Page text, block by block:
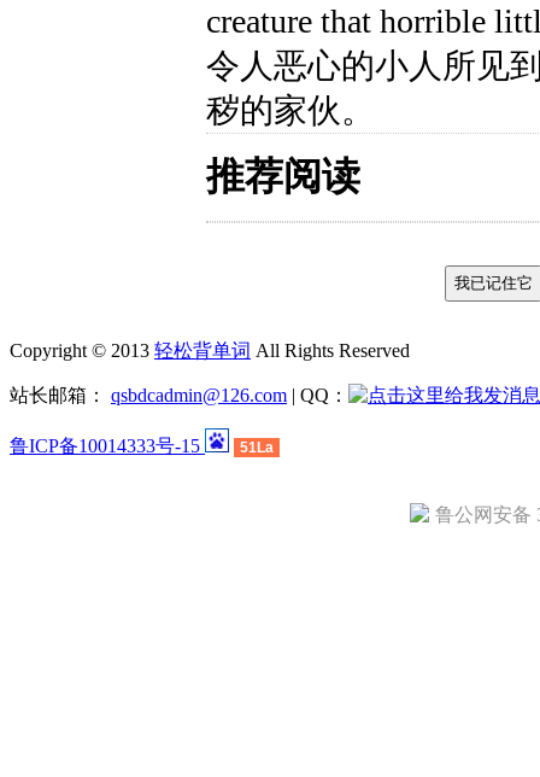
creature that horrible
令人恶心的小人所见
秽的家伙。
推荐阅读
Copyright © 2013 轻松背单词 All Rights Reserved
站长邮箱： qsbdcadmin@126.com | QQ：
鲁ICP备10014333号-15 51La
鲁公网安备